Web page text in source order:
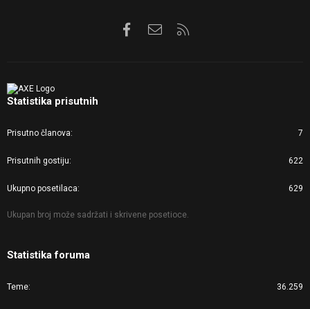
FacebookKontaktirajte nas
Statistika prisutnih
Prisutno članova 7
Prisutnih gostiju 622
Ukupno posetilaca 629
Ukupan broj može sadržati i skrivene posetioce.
Statistika foruma
Teme 36.259